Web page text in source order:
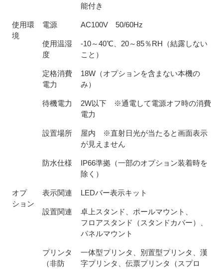
能付き
使用環
境
電源 AC100V 50/60Hz
使用温湿
度
-10～40℃、20～85％RH（結露しない
こと）
定格消費
電力
18W（オプションを含まない本機の
み）
待機電力
2W以下 ※通電して電源オフ時の消費
電力
設置場所
屋内 ※直射日光が当たると画面表示
が見えません
防水仕様
IP66準拠（一部のオプション装着時を
除く）
オプ
ション
表示関連 LEDバー表示キット
設置関連
卓上スタンド、ポールマウント、
フロアスタンド（スタンドカバー）、
パネルマウント
プリンタ
（非防
一体型プリンタ、別置型プリンタ、漢
字プリンタ、伝票プリンタ（スプロ